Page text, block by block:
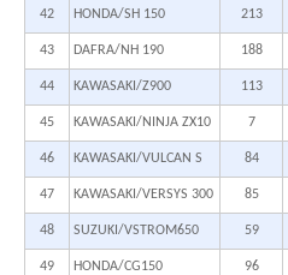
42 HONDA/SH 150 213
43 DAFRA/NH 190 188
44 KAWASAKI/Z900 113
45 KAWASAKI/NINJA ZX10 7
46 KAWASAKI/VULCAN S 84
47 KAWASAKI/VERSYS 300 85
48 SUZUKI/VSTROM650 59
49 HONDA/CG150 96